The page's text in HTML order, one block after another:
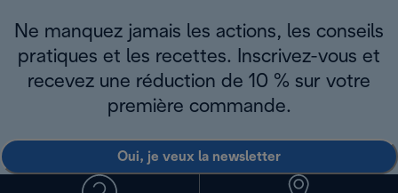
Ne manquez jamais les actions, les conseils
pratiques et les recettes. Inscrivez-vous et
recevez une réduction de 10 % sur votre
première commande.
Oui, je veux la newsletter